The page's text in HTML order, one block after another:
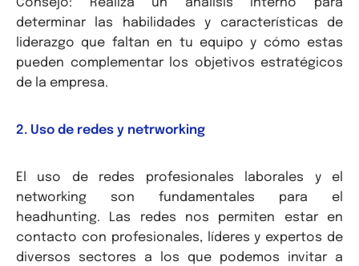
Consejo: Realiza un análisis interno para
determinar las habilidades y características de
liderazgo que faltan en tu equipo y cómo estas
pueden complementar los objetivos estratégicos
de la empresa.
2. Uso de redes y netrworking
El uso de redes profesionales laborales y el
networking son fundamentales para el
headhunting. Las redes nos permiten estar en
contacto con profesionales, líderes y expertos de
diversos sectores a los que podemos invitar a